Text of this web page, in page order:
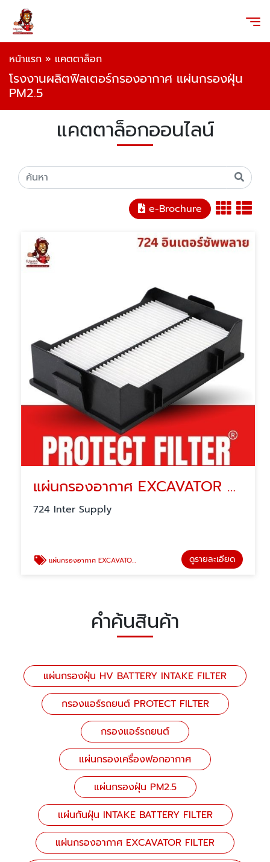
หน้าแรก » แคตตาล็อก
โรงงานผลิตฟิลเตอร์กรองอากาศ แผ่นกรองฝุ่น
PM2.5
แคตตาล็อกออนไลน์
e-Brochure
แผ่นกรองอากาศ EXCAVATOR FILTER
724 Inter Supply
แผ่นกรองอากาศ EXCAVATOR FILTER ดูรายละเอียด
คำค้นสินค้า
แผ่นกรองฝุ่น HV BATTERY INTAKE FILTER
กรองแอร์รถยนต์ PROTECT FILTER
กรองแอร์รถยนต์
แผ่นกรองเครื่องฟอกอากาศ
แผ่นกรองฝุ่น PM2.5
แผ่นกันฝุ่น INTAKE BATTERY FILTER
แผ่นกรองอากาศ EXCAVATOR FILTER